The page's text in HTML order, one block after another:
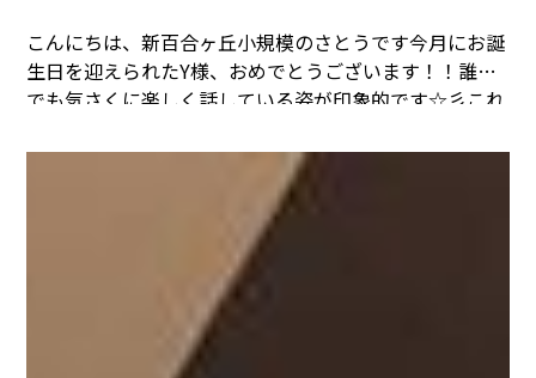
こんにちは、新百合ヶ丘小規模のさとうです今月にお誕
生日を迎えられたY様、おめでとうございます！！ 誰と
でも気さくに楽しく話している姿が印象的です☆彡これ